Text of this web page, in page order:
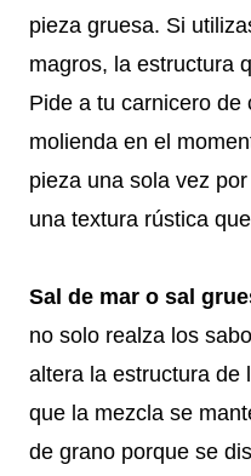
pieza gruesa. Si
magros, la estructura
Pide a tu carnicero de
molienda en el
pieza una sola vez
una textura rústica
Sal de mar o sal
no solo realza los
altera la estructura de
que la mezcla se
de grano porque se